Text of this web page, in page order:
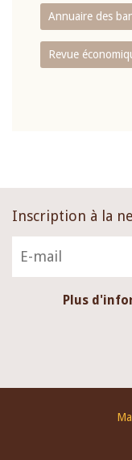
Annuaire des
Revue
Inscription à la
Plus